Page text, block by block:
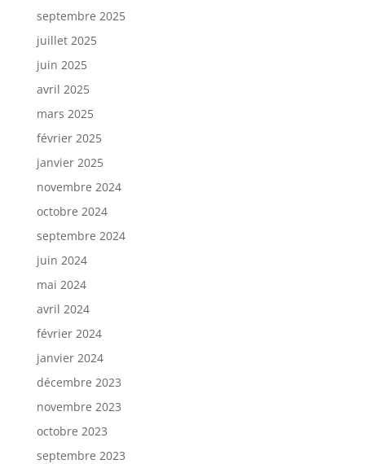
septembre 2025
juillet 2025
juin 2025
avril 2025
mars 2025
février 2025
janvier 2025
novembre 2024
octobre 2024
septembre 2024
juin 2024
mai 2024
avril 2024
février 2024
janvier 2024
décembre 2023
novembre 2023
octobre 2023
septembre 2023